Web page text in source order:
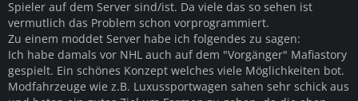
Spieler auf dem Server sind/ist. Da viele das so sehen ist
vermutlich das Problem schon vorprogrammiert.
Zu einem moddet Server habe ich folgendes zu sagen:
Ich habe damals vor NHL auch auf dem "Vorgänger" Mafiastory
gespielt. Ein schönes Konzept welches viele Möglichkeiten bot.
Modfahrzeuge wie z.B. Luxussportwagen sahen sehr schick aus